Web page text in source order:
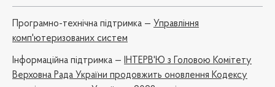
Програмно-технічна підтримка — Управління
комп'ютеризованих систем
Iнформаційна підтримка — ІНТЕРВ'Ю з Головою Комітету
Верховна Рада України продовжить оновлення Кодексу